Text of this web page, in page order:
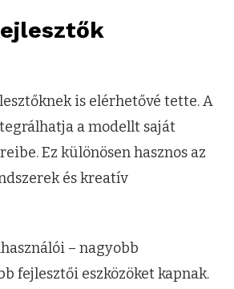
is elérhetővé tette. A
a modellt saját
Ez különösen hasznos az
és kreatív
– nagyobb
fejlesztői eszközöket kapnak.